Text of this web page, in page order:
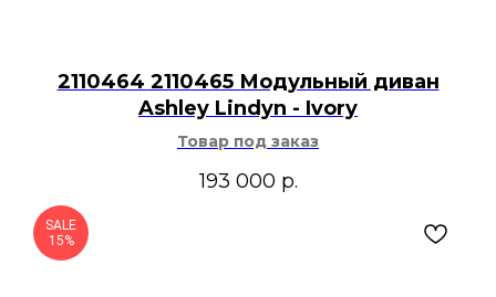
2110464 2110465 Модульный диван
Ashley Lindyn - Ivory
Товар под заказ
193 000 р.
SALE
15%